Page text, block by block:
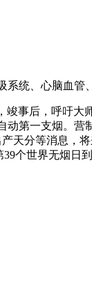
统、心脑血管
事后，呼吁大
第一支烟。营
天分等消息，
个世界无烟日